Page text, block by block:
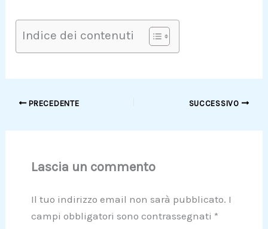
Indice dei contenuti
PRECEDENTE SUCCESSIVO
Lascia un commento
Il tuo indirizzo email non sarà pubblicato. I
campi obbligatori sono contrassegnati *